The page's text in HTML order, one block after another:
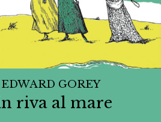
GOREY
riva al mare